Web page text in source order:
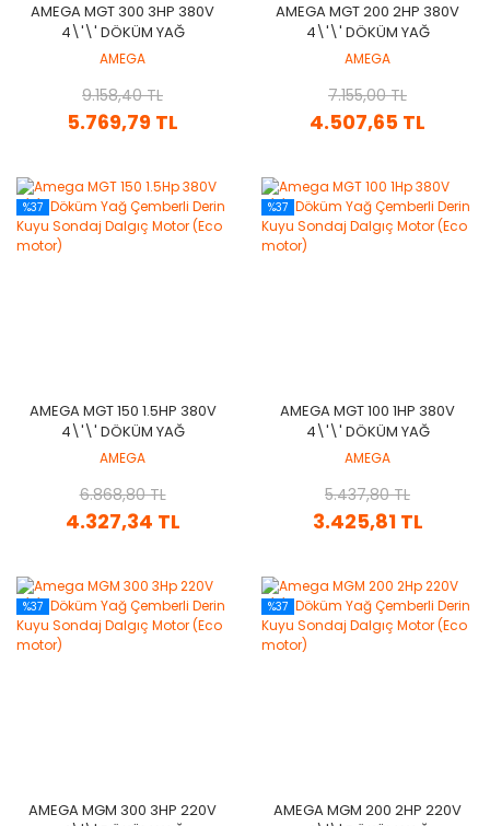
AMEGA MGT 300 3HP 380V
4\'\' DÖKÜM YAĞ
ÇEMBERLI DERIN KUYU
(ECO MOTOR)
AMEGA
5.769,79 TL
9.158,40 TL
AMEGA MGT 200 2HP 380V
4\'\' DÖKÜM YAĞ
ÇEMBERLI DERIN KUYU
(ECO MOTOR)
AMEGA
4.507,65 TL
7.155,00 TL
%37
AMEGA MGT 150 1.5HP 380V
4\'\' DÖKÜM YAĞ
ÇEMBERLI DERIN KUYU
(ECO MOTOR)
AMEGA
4.327,34 TL
6.868,80 TL
%37
AMEGA MGT 100 1HP 380V
4\'\' DÖKÜM YAĞ
ÇEMBERLI DERIN KUYU
(ECO MOTOR)
AMEGA
3.425,81 TL
5.437,80 TL
%37
AMEGA MGM 300 3HP 220V
%37
AMEGA MGM 200 2HP 220V